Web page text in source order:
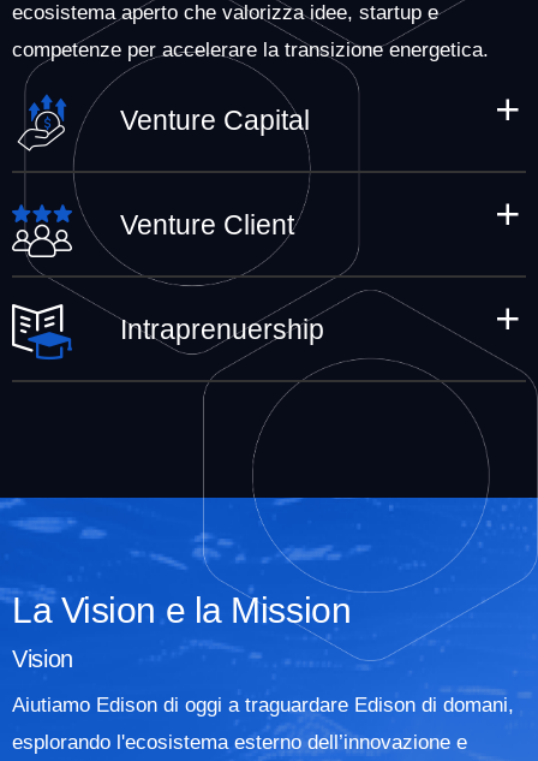
ecosistema aperto che valorizza idee, startup e
competenze per accelerare la transizione energetica.
Venture Capital
Venture Client
Intraprenuership
La Vision e la Mission
Vision
Aiutiamo Edison di oggi a traguardare Edison di domani,
esplorando l'ecosistema esterno dell’innovazione e